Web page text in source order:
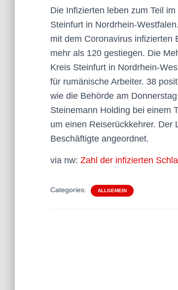
Die Infizierten leben zum Teil
Steinfurt in Nordrhein-
mit dem Coronavirus infizierten
mehr als 120 gestiegen. Die
Kreis Steinfurt in Nordrhein-
für rumänische Arbeiter. 38
wie die Behörde am
Steinemann Holding bei einem
um einen Reiserückkehrer. Der
Beschäftigte angeordnet.
via nw: Zahl der infizierten
Categories: ALLGEMEIN